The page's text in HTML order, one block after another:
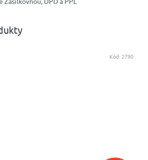
Kód: 2790